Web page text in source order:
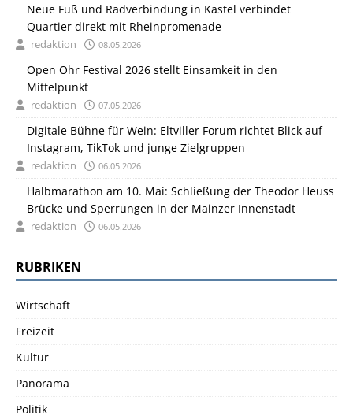
Neue Fuß und Radverbindung in Kastel verbindet
Quartier direkt mit Rheinpromenade
redaktion 08.05.2026
Open Ohr Festival 2026 stellt Einsamkeit in den
Mittelpunkt
redaktion 07.05.2026
Digitale Bühne für Wein: Eltviller Forum richtet Blick auf
Instagram, TikTok und junge Zielgruppen
redaktion 06.05.2026
Halbmarathon am 10. Mai: Schließung der Theodor Heuss
Brücke und Sperrungen in der Mainzer Innenstadt
redaktion 06.05.2026
RUBRIKEN
Wirtschaft
Freizeit
Kultur
Panorama
Politik